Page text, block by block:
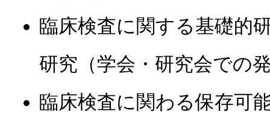
臨床検査に関する基礎的
研究（学会・研究会での
臨床検査に関わる保存可